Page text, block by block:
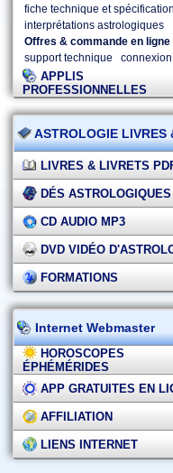
fiche technique et
interprétations astrologiques
Offres & commande en ligne
support technique
connexion
APPLIS
PROFESSIONNELLES
ASTROLOGIE LIVRES
LIVRES & LIVRETS
DÉS ASTROLOGIQUES
CD AUDIO MP3
DVD VIDÉO
FORMATIONS
Internet Webmaster
HOROSCOPES
ÉPHÉMÉRIDES
APP GRATUITES EN
AFFILIATION
LIENS INTERNET